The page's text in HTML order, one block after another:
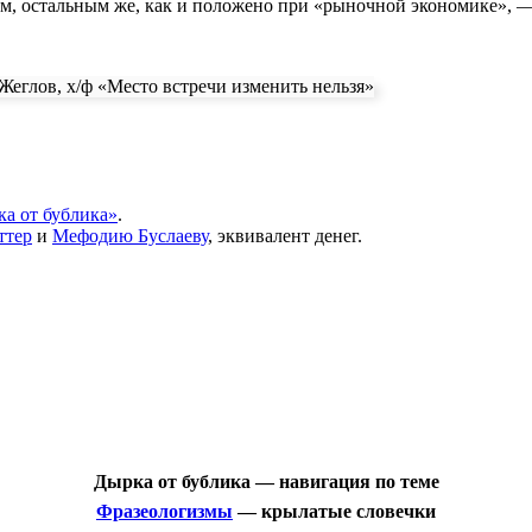
остальным же, как и положено при «рыночной экономике»,
х/ф «Место встречи изменить нельзя»
от бублика».
и Мефодию Буслаеву, эквивалент денег.
Дырка от бублика — навигация по теме
Фразеологизмы — крылатые словечки